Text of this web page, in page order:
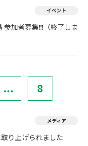
イベント
加者募集❗❗（終了しま
... 8
メディア
り上げられました